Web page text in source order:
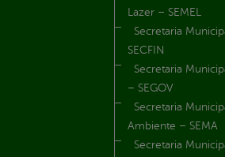
Lazer – SEMEL
Secretaria
SECFIN
Secretaria
– SEGOV
Secretaria
Ambiente – SEMA
Secretaria